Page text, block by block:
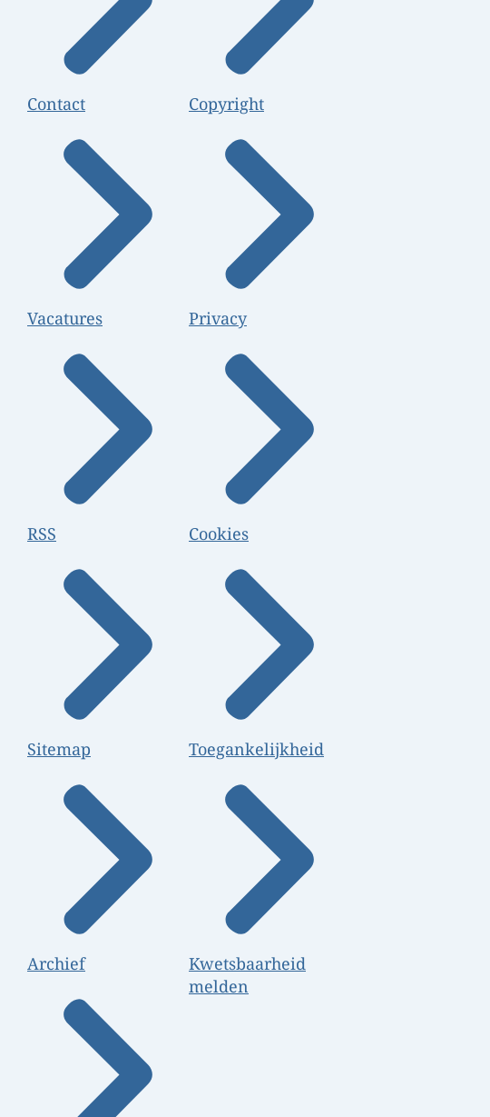
Contact
Vacatures
RSS
Sitemap
Archief
Copyright
Privacy
Cookies
Toegankelijkheid
Kwetsbaarheid
melden